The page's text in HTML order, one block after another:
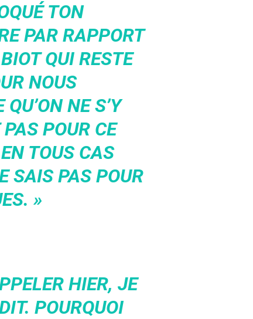
TON
PAR RAPPORT
QUI RESTE
NOUS
NE S’Y
POUR CE
TOUS CAS
SAIS PAS POUR
»
HIER, JE
POURQUOI